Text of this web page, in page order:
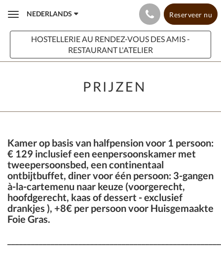
ToggleNEDERLANDS Reserveer nu
HOSTELLERIE AU RENDEZ-VOUS DES AMIS -
RESTAURANT L'ATELIER
PRIJZEN
Kamer op basis van halfpension voor 1 persoon:
€ 129 inclusief een eenpersoonskamer met
tweepersoonsbed, een continentaal
ontbijtbuffet, diner voor één persoon: 3-gangen
à-la-cartemenu naar keuze (voorgerecht,
hoofdgerecht, kaas of dessert - exclusief
drankjes ), +8€ per persoon voor Huisgemaakte
Foie Gras.